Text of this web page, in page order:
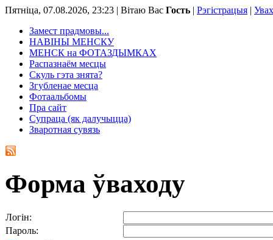
Пятніца, 07.08.2026, 23:23 | Вітаю Вас Гость | Рэгістрацыя |
Замест прадмовы...
НАВІНЫ МЕНСКУ
МЕНСК на ФОТАЗДЫМКАХ
Распазнаём месцы
Скуль гэта знята?
Згубленае месца
Фотаальбомы
Пра сайт
Супраца (як далучыцца)
Зваротная сувязь
Форма ўваходу
Логін:
Пароль: